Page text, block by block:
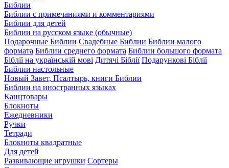
Библии
Библии с примечаниями и комментариями
Библии для детей
Библии на русском языке (обычные)
Подарочные Библии Свадебные Библии Библии малого
формата Библии среднего формата Библии большого формата
Біблії на українській мові Дитячі Біблії Подарункові Біблії
Библии настольные
Новый Завет, Псалтырь, книги Библии
Библии на иностранных языках
Канцтовары
Блокноты
Ежедневники
Ручки
Тетради
Блокноты квадратные
Для детей
Развивающие игрушки Сортеры